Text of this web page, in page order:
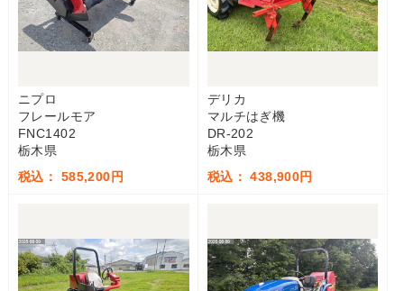
ニプロ
フレールモア
FNC1402
栃木県
税込： 585,200円
デリカ
マルチはぎ機
DR-202
栃木県
税込： 438,900円